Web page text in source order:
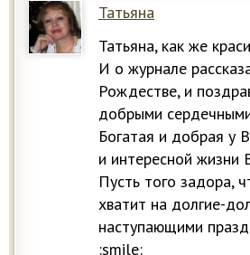
Татьяна
Татьяна, как же
И о журнале
Рождестве, и
добрыми
Богатая и добрая у
и интересной жизни
Пусть того задора,
хватит на долгие-
наступающими
:smile: